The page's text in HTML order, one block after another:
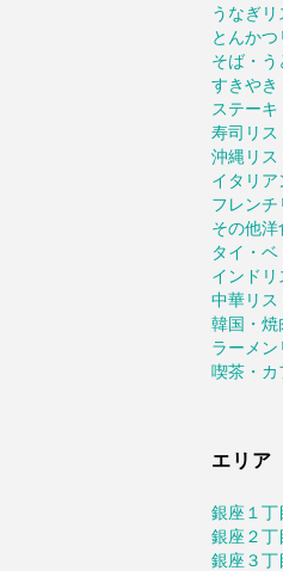
うなぎリ
とんかつ
そば・う
すきやき
ステー
寿司リス
沖縄リス
イタリア
フレンチ
その他洋
タイ・ベ
インドリ
中華リス
韓国・焼
ラーメン
喫茶・カ
エリア
銀座１丁
銀座２丁
銀座３丁